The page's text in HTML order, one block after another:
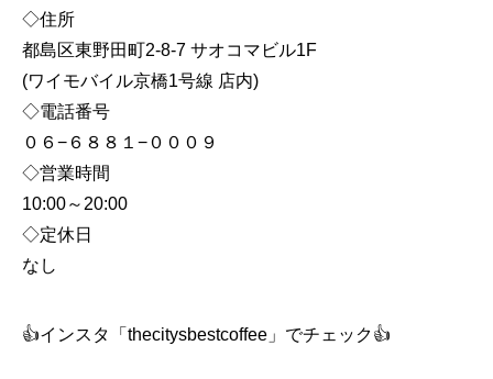
◇住所
都島区東野田町2-8-7 サオコマビル1F
(ワイモバイル京橋1号線 店内)
◇電話番号
０６−６８８１−０００９
◇営業時間
10:00～20:00
◇定休日
なし
👍インスタ「thecitysbestcoffee」でチェック👍